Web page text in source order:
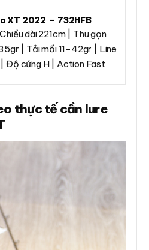
XT 2022 – 732HFB
dài 221cm | Thu gọn
| Tải mồi 11-42gr | Line
Độ cứng H | Action Fast
thực tế cần lure